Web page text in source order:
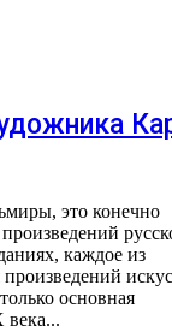
это конечно
каждое из
основная
века...